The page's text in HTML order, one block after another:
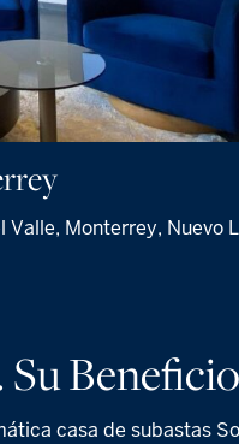
Valle, Monterrey, Nuevo
casa de subastas